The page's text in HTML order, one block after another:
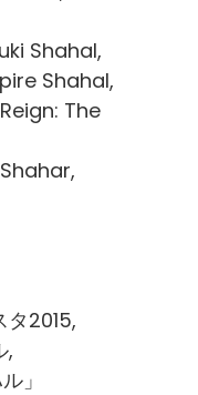
Shahal,
Shahal,
The
タ2015,
,
」